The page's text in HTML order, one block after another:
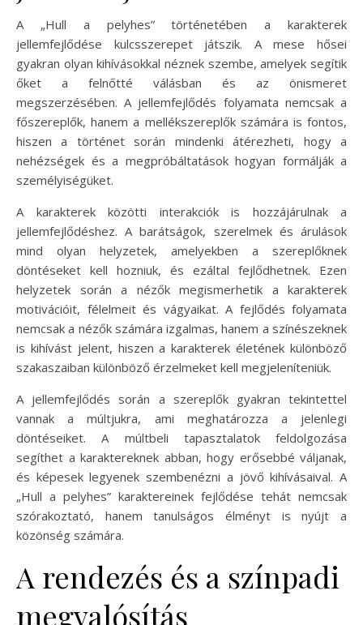
A „Hull a pelyhes” történetében a karakterek
jellemfejlődése kulcsszerepet játszik. A mese hősei
gyakran olyan kihívásokkal néznek szembe, amelyek segítik
őket a felnőtté válásban és az önismeret
megszerzésében. A jellemfejlődés folyamata nemcsak a
főszereplők, hanem a mellékszereplők számára is fontos,
hiszen a történet során mindenki átérezheti, hogy a
nehézségek és a megpróbáltatások hogyan formálják a
személyiségüket.
A karakterek közötti interakciók is hozzájárulnak a
jellemfejlődéshez. A barátságok, szerelmek és árulások
mind olyan helyzetek, amelyekben a szereplőknek
döntéseket kell hozniuk, és ezáltal fejlődhetnek. Ezen
helyzetek során a nézők megismerhetik a karakterek
motivációit, félelmeit és vágyaikat. A fejlődés folyamata
nemcsak a nézők számára izgalmas, hanem a színészeknek
is kihívást jelent, hiszen a karakterek életének különböző
szakaszaiban különböző érzelmeket kell megjeleníteniük.
A jellemfejlődés során a szereplők gyakran tekintettel
vannak a múltjukra, ami meghatározza a jelenlegi
döntéseiket. A múltbeli tapasztalatok feldolgozása
segíthet a karaktereknek abban, hogy erősebbé váljanak,
és képesek legyenek szembenézni a jövő kihívásaival. A
„Hull a pelyhes” karaktereinek fejlődése tehát nemcsak
szórakoztató, hanem tanulságos élményt is nyújt a
közönség számára.
A rendezés és a színpadi
megvalósítás